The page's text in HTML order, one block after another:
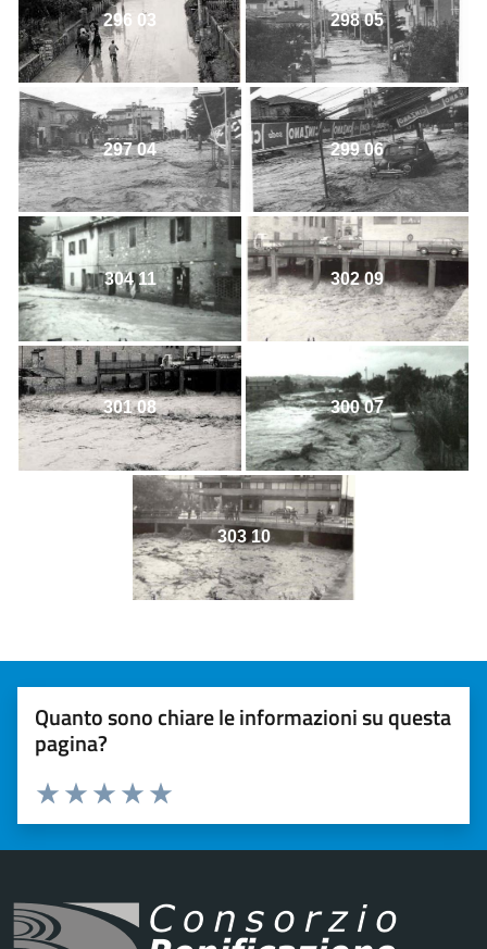
296 03 298 05
297 04 299 06
304 11 302 09
301 08 300 07
303 10
Quanto sono chiare le informazioni su questa
pagina?
Valuta 5 stelle su 5
Valuta 4 stelle su 5
Valuta 3 stelle su 5
Valuta 2 stelle su 5
Valuta 1 stelle su 5